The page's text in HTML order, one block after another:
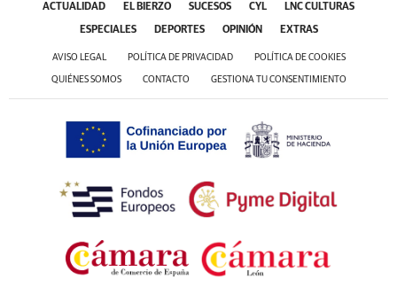
ACTUALIDAD EL BIERZO SUCESOS CYL LNC CULTURAS
ESPECIALES DEPORTES OPINIÓN EXTRAS
AVISO LEGAL POLÍTICA DE PRIVACIDAD POLÍTICA DE COOKIES
QUIÉNES SOMOS CONTACTO GESTIONA TU CONSENTIMIENTO